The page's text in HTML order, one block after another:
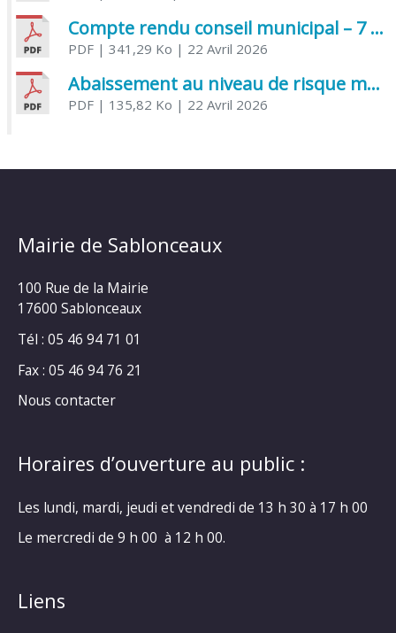
Compte rendu conseil municipal – 7 avril 2026
PDF| 341,29 Ko | 22 Avril 2026
Abaissement au niveau de risque modéré de l’Influenza aviaire
PDF| 135,82 Ko | 22 Avril 2026
Mairie de Sablonceaux
100 Rue de la Mairie
17600 Sablonceaux
Tél : 05 46 94 71 01
Fax : 05 46 94 76 21
Nous contacter
Horaires d’ouverture au public :
Les lundi, mardi, jeudi et vendredi de 13 h 30 à 17 h 00
Le mercredi de 9 h 00 à 12 h 00.
Liens